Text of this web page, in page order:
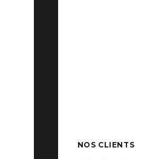
NOS CLIENTS